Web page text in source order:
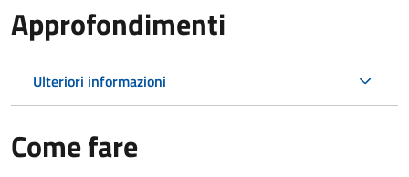
Approfondimenti
Ulteriori informazioni
Come fare